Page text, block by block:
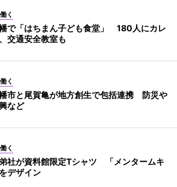
く
で「はちまん子ども食堂」 180人にカレ
交通安全教室も
く
市と尾賀亀が地方創生で包括連携 防災や
など
く
社が資料館限定Tシャツ 「メンタームキ
デザイン